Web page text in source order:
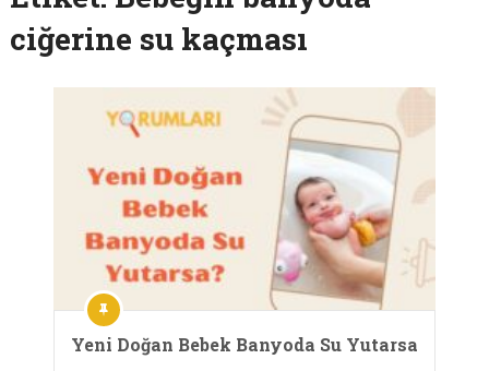
ciğerine su kaçması
Yeni Doğan Bebek Banyoda Su Yutarsa